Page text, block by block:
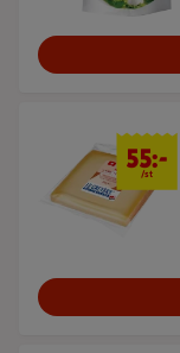
55 kr/st
55:-
/st